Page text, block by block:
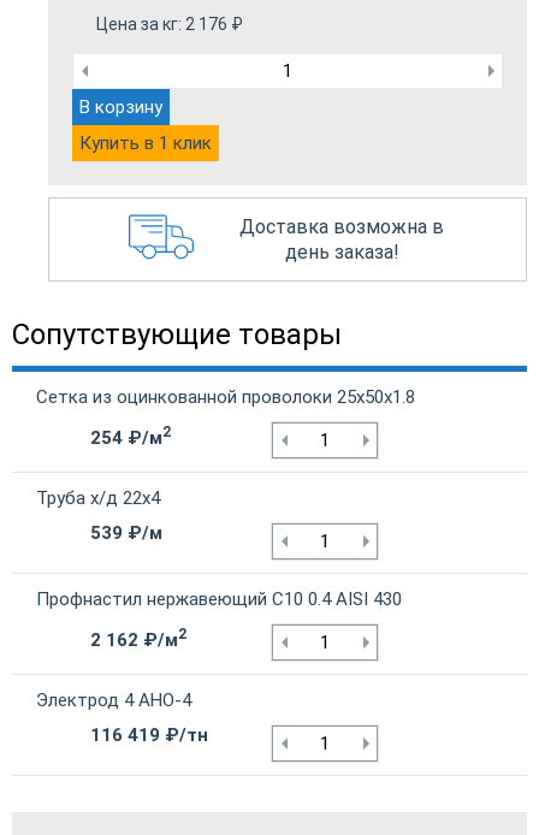
Цена за кг: 2 176 ₽
В корзину
Купить в 1 клик
Доставка возможна в
день заказа!
Сопутствующие товары
Сетка из оцинкованной проволоки 25х50х1.8
254 ₽/м2
Труба х/д 22х4
539 ₽/м
Профнастил нержавеющий С10 0.4 AISI 430
2 162 ₽/м2
Электрод 4 АНО-4
116 419 ₽/тн